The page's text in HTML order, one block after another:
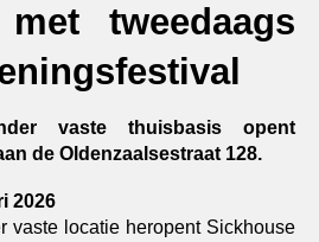
tweedaags
vaste thuisbasis opent
de Oldenzaalsestraat 128.
2026